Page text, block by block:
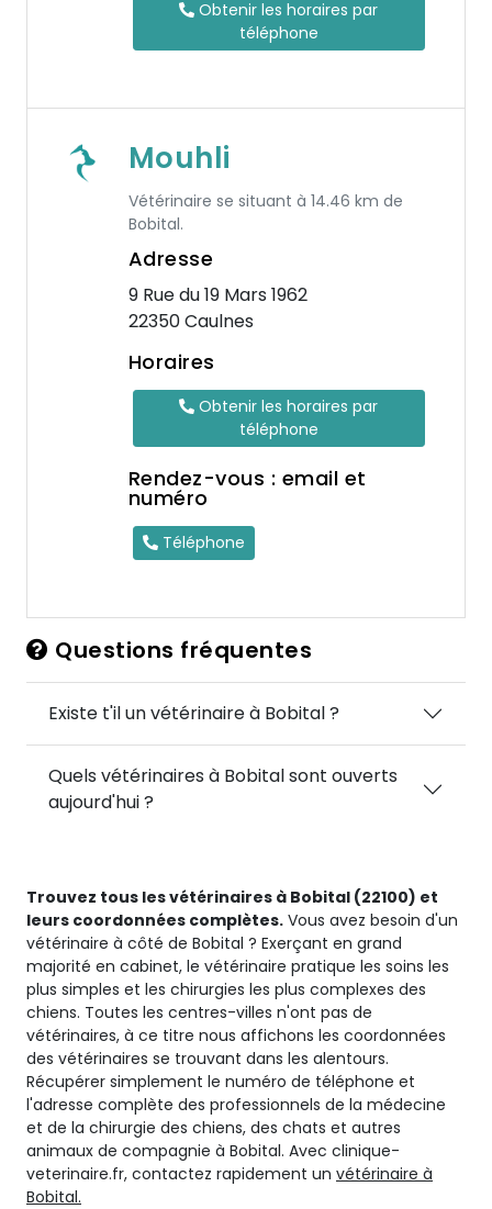
Obtenir les horaires par
téléphone
Mouhli
Vétérinaire se situant à 14.46 km de
Bobital.
Adresse
9 Rue du 19 Mars 1962
22350 Caulnes
Horaires
Obtenir les horaires par
téléphone
Rendez-vous : email et
numéro
Téléphone
Questions fréquentes
Existe t'il un vétérinaire à Bobital ?
Quels vétérinaires à Bobital sont ouverts
aujourd'hui ?
Trouvez tous les vétérinaires à Bobital (22100) et
leurs coordonnées complètes. Vous avez besoin d'un
vétérinaire à côté de Bobital ? Exerçant en grand
majorité en cabinet, le vétérinaire pratique les soins les
plus simples et les chirurgies les plus complexes des
chiens. Toutes les centres-villes n'ont pas de
vétérinaires, à ce titre nous affichons les coordonnées
des vétérinaires se trouvant dans les alentours.
Récupérer simplement le numéro de téléphone et
l'adresse complète des professionnels de la médecine
et de la chirurgie des chiens, des chats et autres
animaux de compagnie à Bobital. Avec clinique-
veterinaire.fr, contactez rapidement un vétérinaire à
Bobital.